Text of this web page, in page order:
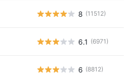
8 (11512)
6.1 (6971)
6 (8812)